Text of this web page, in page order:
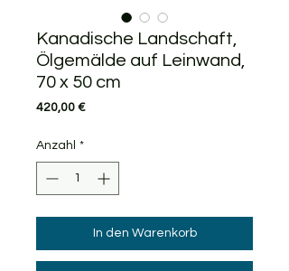
Kanadische Landschaft,
Ölgemälde auf Leinwand,
70 x 50 cm
420,00 €Preis
Anzahl *
In den Warenkorb